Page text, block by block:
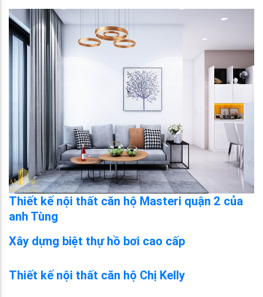
Thiết kế nội thất căn hộ Masteri quận 2 của
anh Tùng
Xây dựng biệt thự hồ bơi cao cấp
Thiết kế nội thất căn hộ Chị Kelly